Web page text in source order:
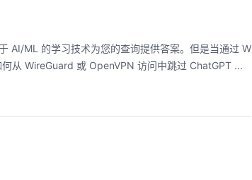
AI/ML 的学习技术为您的查询提供答案。但是当通过 W
从 WireGuard 或 OpenVPN 访问中跳过 ChatGPT ...